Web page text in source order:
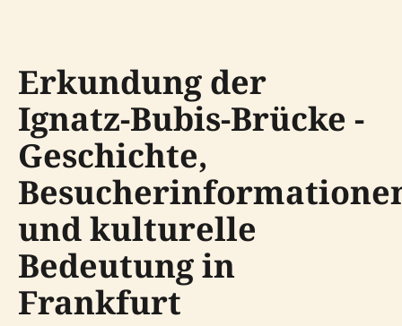
Erkundung der
Ignatz-Bubis-Brücke -
Geschichte,
und kulturelle
Bedeutung in
Frankfurt